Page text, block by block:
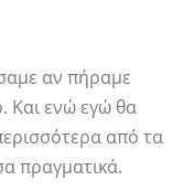
αν πήραμε
Και ενώ εγώ θα
από τα
πραγματικά.